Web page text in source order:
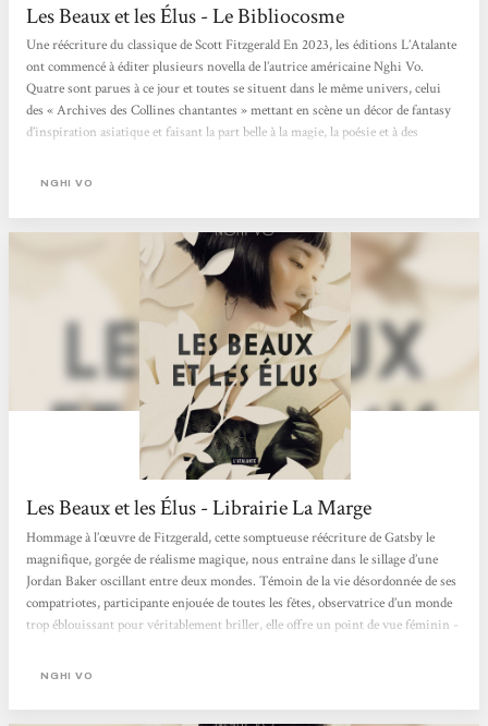
Les Beaux et les Élus - Le Bibliocosme
Une réécriture du classique de Scott Fitzgerald En 2023, les éditions L’Atalante
ont commencé à éditer plusieurs novella de l’autrice américaine Nghi Vo.
Quatre sont parues à ce jour et toutes se situent dans le même univers, celui
des « Archives des Collines chantantes » mettant en scène un décor de fantasy
d’inspiration asiatique et faisant la part belle à la magie, la poésie et à des
choisi de traduire, et l’univers n’a rien à voir avec celui...
NGHI VO
Les Beaux et les Élus - Librairie La Marge
Hommage à l’œuvre de Fitzgerald, cette somptueuse réécriture de Gatsby le
magnifique, gorgée de réalisme magique, nous entraîne dans le sillage d’une
Jordan Baker oscillant entre deux mondes. Témoin de la vie désordonnée de ses
compatriotes, participante enjouée de toutes les fêtes, observatrice d’un monde
trop éblouissant pour véritablement briller, elle offre un point de vue féminin -
déroule sous ses yeux. Un roman glamour, tour à tour doux et cruel, qui
NGHI VO